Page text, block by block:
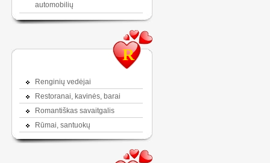
automobilių
R
Renginių vedėjai
Restoranai, kavinės, barai
Romantiškas savaitgalis
Rūmai, santuokų